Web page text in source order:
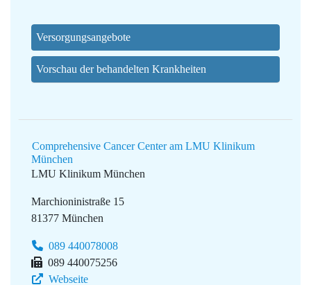
Versorgungsangebote
Vorschau der behandelten Krankheiten
Comprehensive Cancer Center am LMU Klinikum
München
LMU Klinikum München
Marchioninistraße 15
81377 München
089 440078008
089 440075256
Webseite